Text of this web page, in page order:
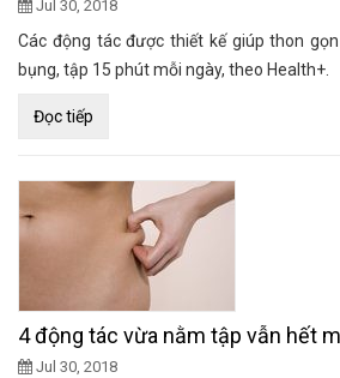
Jul 30, 2018
Các động tác được thiết kế giúp thon
bụng, tập 15 phút mỗi ngày, theo Health+.
Đọc tiếp
4 động tác vừa nằm tập vẫn hết
Jul 30, 2018